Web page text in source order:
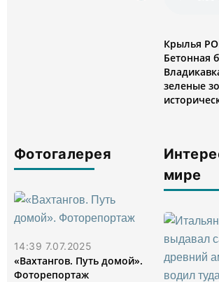
Крылья
Бетонная
зеленые
Фотогалерея
14:39 7.07.2025
«Вахтангов. Путь домой».
Фоторепортаж
мире